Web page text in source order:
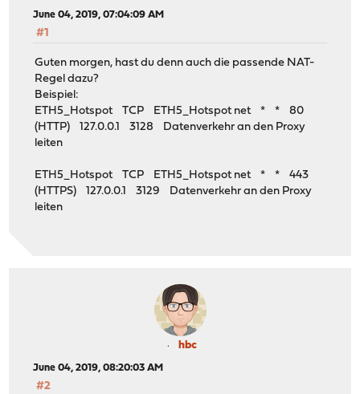
June 04, 2019, 07:04:09 AM
#1
Guten morgen, hast du denn auch die passende NAT-
Regel dazu?
Beispiel:
ETH5_Hotspot TCP ETH5_Hotspot net * * 80
(HTTP) 127.0.0.1 3128 Datenverkehr an den Proxy
leiten
ETH5_Hotspot TCP ETH5_Hotspot net * * 443
(HTTPS) 127.0.0.1 3129 Datenverkehr an den Proxy
leiten
hbc
June 04, 2019, 08:20:03 AM
#2